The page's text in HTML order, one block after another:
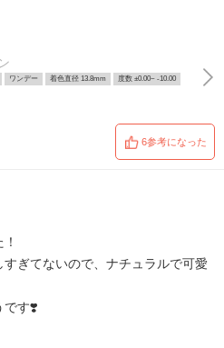
ワンデー 着色直径 13.8mm 度数 ±0.00~ -10.00
6参考になった
ぎてないので、ナチュラルで可愛
です❣️